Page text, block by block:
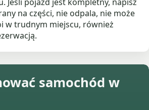
na części, nie odpala, nie może
w trudnym miejscu, również
samochód w